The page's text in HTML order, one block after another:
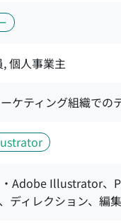
個人事業主
ケティング組織で
Adobe Illustrator、
ディレクション、編